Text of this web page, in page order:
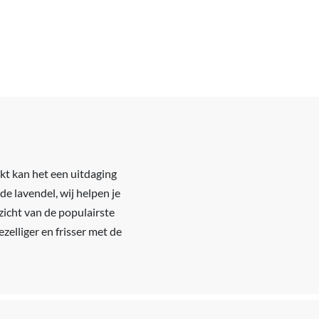
kan het een uitdaging
lavendel, wij helpen je
van de populairste
en frisser met de